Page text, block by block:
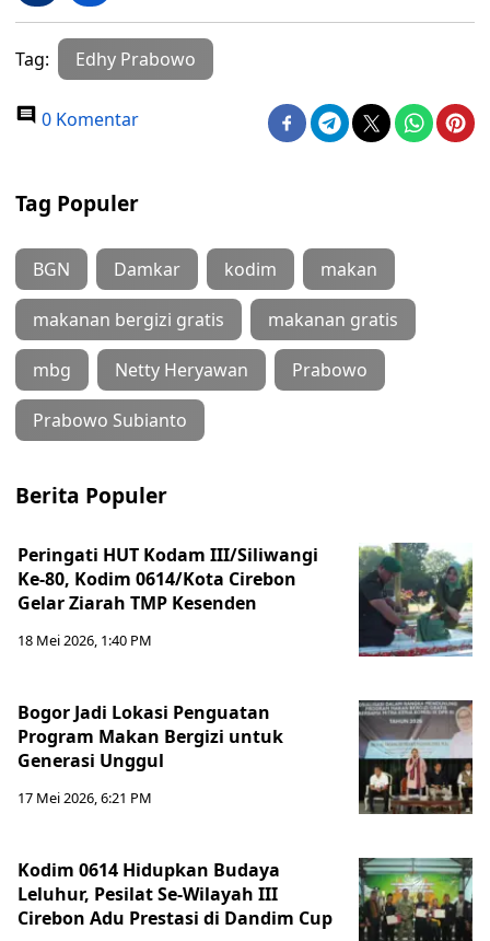
Tag: Edhy Prabowo
0 Komentar
Tag Populer
BGN Damkar kodim makan
makanan bergizi gratis makanan gratis
mbg Netty Heryawan Prabowo
Prabowo Subianto
Berita Populer
Peringati HUT Kodam III/Siliwangi
Ke-80, Kodim 0614/Kota Cirebon
Gelar Ziarah TMP Kesenden
18 Mei 2026, 1:40 PM
Bogor Jadi Lokasi Penguatan
Program Makan Bergizi untuk
Generasi Unggul
17 Mei 2026, 6:21 PM
Kodim 0614 Hidupkan Budaya
Leluhur, Pesilat Se-Wilayah III
Cirebon Adu Prestasi di Dandim Cup